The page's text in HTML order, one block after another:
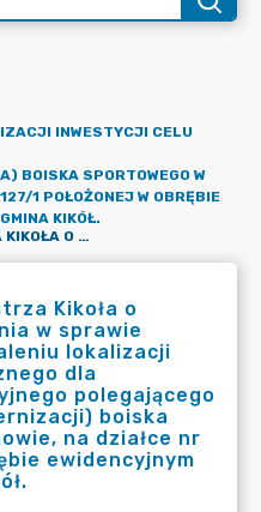
INWESTYCJI CELU
BOISKA SPORTOWEGO W
1 POŁOŻONEJ W OBRĘBIE
KIKÓŁ.
OBWIESZCZENIE BURMISTRZA KIKOŁA O WSZCZĘCIU POSTĘPOWANIA W SPRAWIE WYDANIA DECYZJI O USTALENIU LOKALIZACJI INWESTYCJI CELU PUBLICZNEGO DLA ZAMIERZENIA INWESTYCYJNEGO POLEGAJĄCEGO NA PRZEBUDOWIE (MODERNIZACJI) BOISKA SPORTOWEGO W CIEŁUCHOWIE, NA DZIAŁCE NR 127/1 POŁOŻONEJ W OBRĘBIE EWIDENCYJNYM CIEŁUCHOWO, GMINA KIKÓŁ.
Kikoła o
w sprawie
lokalizacji
dla
polegającego
boiska
na działce nr
ewidencyjnym